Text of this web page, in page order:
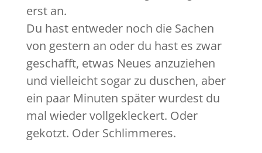
erst an.
Du hast entweder noch die Sachen
von gestern an oder du hast es zwar
geschafft, etwas Neues anzuziehen
und vielleicht sogar zu duschen, aber
ein paar Minuten später wurdest du
mal wieder vollgekleckert. Oder
gekotzt. Oder Schlimmeres.